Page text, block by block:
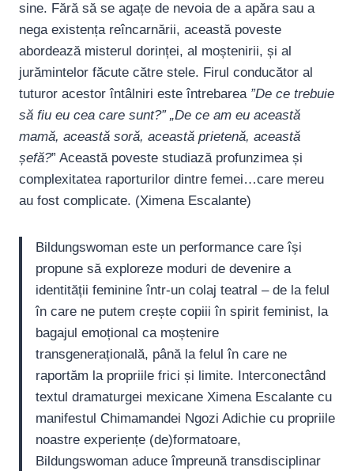
sine. Fără să se agațe de nevoia de a apăra sau a
nega existența reîncarnării, această poveste
abordează misterul dorinței, al moștenirii, și al
jurămintelor făcute către stele. Firul conducător al
tuturor acestor întâlniri este întrebarea ”De ce trebuie
să fiu eu cea care sunt?” „De ce am eu această
mamă, această soră, această prietenă, această
șefă?” Această poveste studiază profunzimea și
complexitatea raporturilor dintre femei…care mereu
au fost complicate. (Ximena Escalante)
Bildungswoman este un performance care își
propune să exploreze moduri de devenire a
identității feminine într-un colaj teatral – de la felul
în care ne putem crește copiii în spirit feminist, la
bagajul emoțional ca moștenire
transgenerațională, până la felul în care ne
raportăm la propriile frici și limite. Interconectând
textul dramaturgei mexicane Ximena Escalante cu
manifestul Chimamandei Ngozi Adichie cu propriile
noastre experiențe (de)formatoare,
Bildungswoman aduce împreună transdisciplinar